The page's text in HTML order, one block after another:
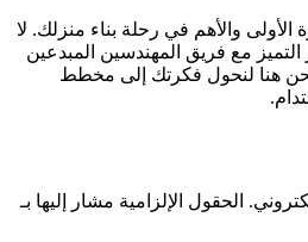
الأولى والأهم في رحلة بناء منزلك. لا
مع فريق المهندسين المبدعين
هنا لنحول فكرتك إلى مخطط
الحقول الإلزامية مشار إليها بـ